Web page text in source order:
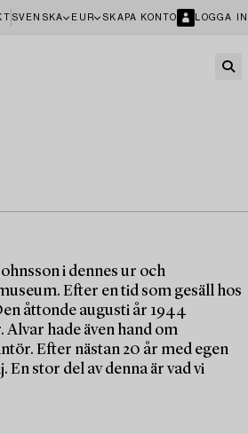
SVENSKA EUR SKAPA KONTO LOGGA IN
i dennes ur och
Efter en tid som gesäll hos
åttonde augusti år 1944
hade även hand om
Efter nästan 20 år med egen
stor del av denna är vad vi